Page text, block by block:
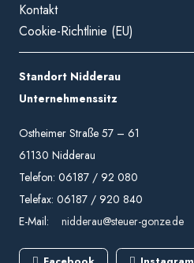
Kontakt
Cookie-Richtlinie (EU)
Standort Nidderau
Unternehmenssitz
Ostheimer Straße 57 – 61
61130 Nidderau
Telefon: 06187 / 92 080
Telefax: 06187 / 920 840
E-Mail: nidderau@steuer-gonze.de